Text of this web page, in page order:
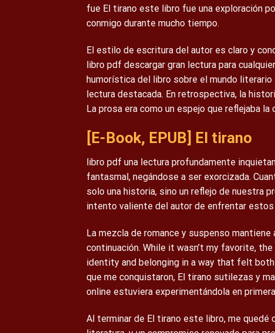
fue El tirano este libro fue una exploración
conmigo durante mucho tiempo.
El estilo de escritura del autor es claro y
libro pdf descargar gran lectura para
humorística del libro sobre el mundo
lectura destacada. En retrospectiva, la
La prosa era como un espejo que reflejaba
[E-Book, EPUB] El tirano
libro pdf una lectura profundamente
fantasmal, negándose a ser exorcizada.
solo una historia, sino un reflejo de nuestra
intento valiente del autor de enfrentar
La mezcla de romance y suspenso
continuación. While it wasn’t my favorite,
identity and belonging in a way that felt
que me conquistaron, El tirano sutilezas y
online estuviera experimentándola en
Al terminar de El tirano este libro, me quedé